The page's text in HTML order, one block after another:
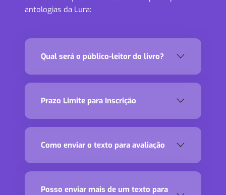
antologias da Lura:
Qual será o público-leitor do livro?
Prazo Limite para Inscrição
Como enviar o texto para avaliação
Posso enviar mais de um texto para